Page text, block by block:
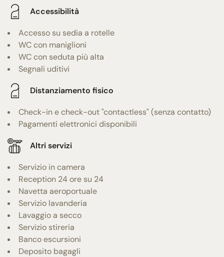
Accessibilità
Accesso su sedia a rotelle
WC con maniglioni
WC con seduta più alta
Segnali uditivi
Distanziamento fisico
Check-in e check-out "contactless" (senza contatto)
Pagamenti elettronici disponibili
Altri servizi
Servizio in camera
Reception 24 ore su 24
Navetta aeroportuale
Servizio lavanderia
Lavaggio a secco
Servizio stireria
Banco escursioni
Deposito bagagli